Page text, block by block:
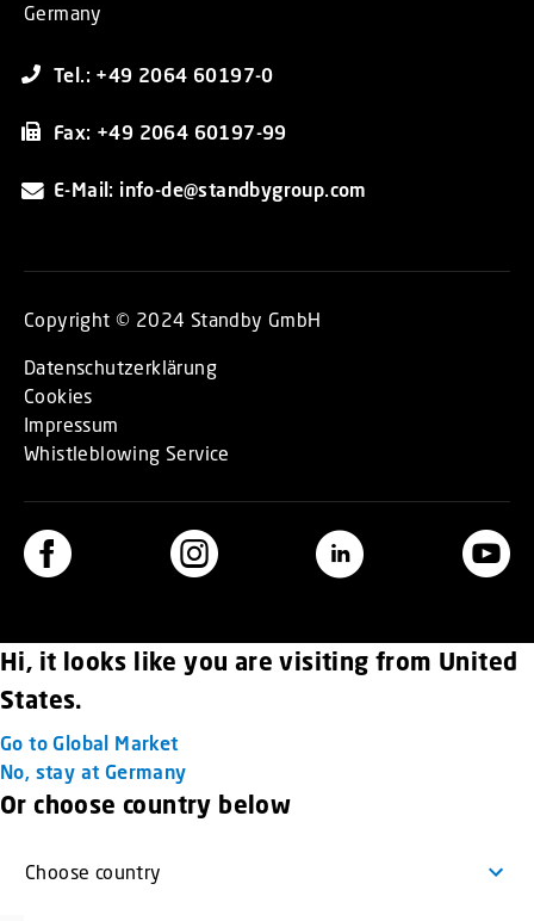
Germany
Tel.: +49 2064 60197-0
Fax: +49 2064 60197-99
E-Mail: info-de@standbygroup.com
Copyright © 2024 Standby GmbH
Datenschutzerklärung
Cookies
Impressum
Whistleblowing Service
Hi, it looks like you are visiting from United
States.
Go to Global Market
No, stay at Germany
Or choose country below